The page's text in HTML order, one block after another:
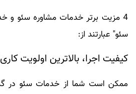
4 مزیت برتر خدمات مشاوره سئو و
سئو" عبارتند از:
کیفیت اجرا، بالاترین اولویت
ممکن است شما از خدمات سئو در